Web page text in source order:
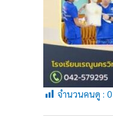
จำนวนคนดู : 0